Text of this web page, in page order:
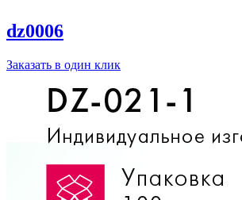
dz0006
Заказать в один клик